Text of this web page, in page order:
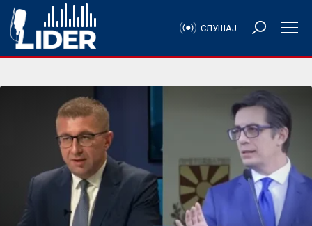
СЛУШАЈ